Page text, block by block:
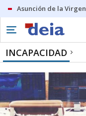
Asunción de la Virgen
INCAPACIDAD